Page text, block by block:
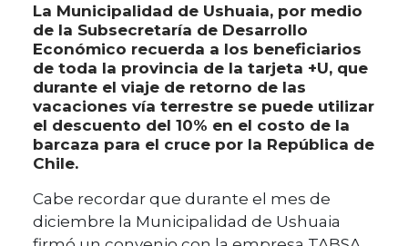
La Municipalidad de Ushuaia, por medio
de la Subsecretaría de Desarrollo
Económico recuerda a los beneficiarios
de toda la provincia de la tarjeta +U, que
durante el viaje de retorno de las
vacaciones vía terrestre se puede utilizar
el descuento del 10% en el costo de la
barcaza para el cruce por la República de
Chile.
Cabe recordar que durante el mes de
diciembre la Municipalidad de Ushuaia